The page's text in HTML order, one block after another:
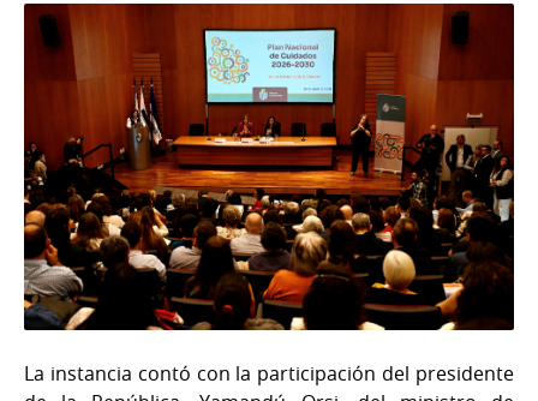
La instancia contó con la participación del presidente